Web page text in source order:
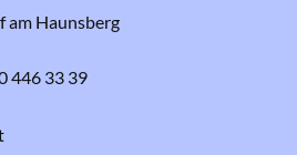
am Haunsberg
446 33 39